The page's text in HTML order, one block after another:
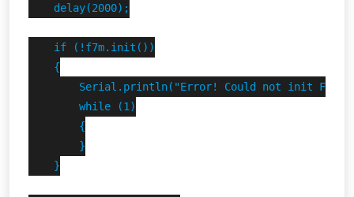
    delay(2000);
    if (!f7m.init())
    {
Serial.println("Error! Could not init
        while (1)
        {
        }
    }